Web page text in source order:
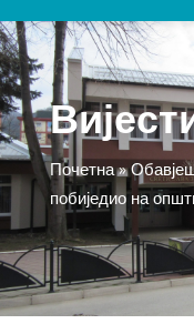
Почетна»
побиједио на